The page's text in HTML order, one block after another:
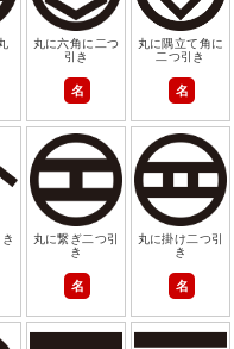
丸に六角に二つ
引き
名
丸に隅立て角に
二つ引き
名
丸に繋ぎ二つ引
き
名
丸に掛け二つ引
き
名